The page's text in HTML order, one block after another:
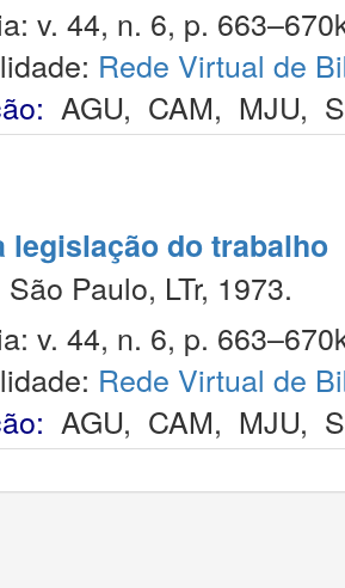
v. 44, n. 6, p.
Rede Virtual de
AGU, CAM, MJU,
legislação do trabalho
Paulo, LTr, 1973.
v. 44, n. 6, p.
Rede Virtual de
AGU, CAM, MJU,